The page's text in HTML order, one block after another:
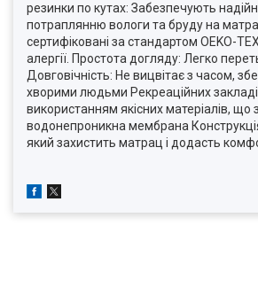
резинки по кутах: Забезпечують
потраплянню вологи та бруду на
сертифіковані за стандартом OEKO-
алергії. Простота догляду: Легко
Довговічність: Не вицвітає з часом,
хворими людьми Рекреаційних
використанням якісних матеріалів,
водонепроникна мембрана
який захистить матрац і додасть